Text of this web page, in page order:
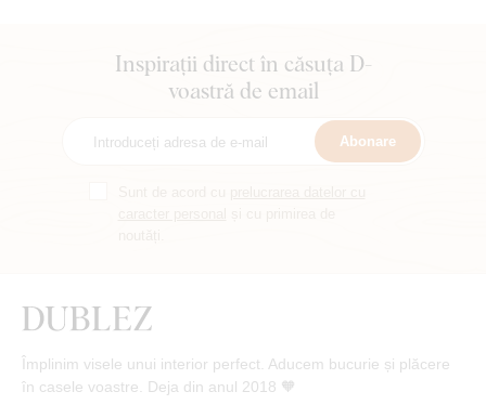
Inspirații direct în căsuța D-
voastră de email
Abonare
Împlinim visele unui interior perfect. Aducem bucurie și plăcere
în casele voastre. Deja din anul 2018 🧡